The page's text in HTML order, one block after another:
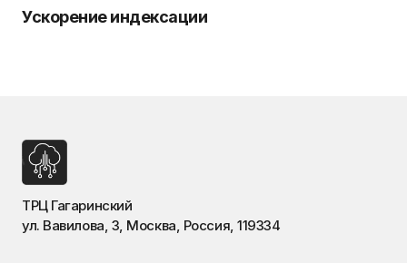
Ускорение индексации
ТРЦ Гагаринский
ул. Вавилова, 3, Москва, Россия, 119334